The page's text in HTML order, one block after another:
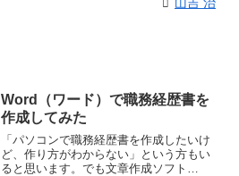
Word（ワード）で職務経歴書を
作成してみた
「パソコンで職務経歴書を作成したいけ
ど、作り方がわからない」という方もい
ると思います。でも文章作成ソフト